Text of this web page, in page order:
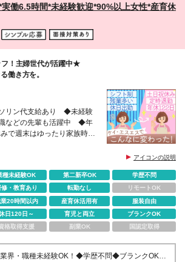
働6.5時間*未経験歓迎*90%以上女性*産育休
！主婦世代が活躍中★
働き方を。
リン代支給あり ◆未経験
などの先輩も活躍中 ◆年
で週末はゆったり家族時
アイコンの説明
種未経験OK 第二新卒OK
学歴不問
修・教育あり 転勤なし
リモートOK
20時間以内 産育休活用有
服装自由
日120日～ 育児と両立
ブランクOK
格取得支援 副業OK 国認定取得
界・職種未経験OK！◆学歴不問◆ブランクOK◆